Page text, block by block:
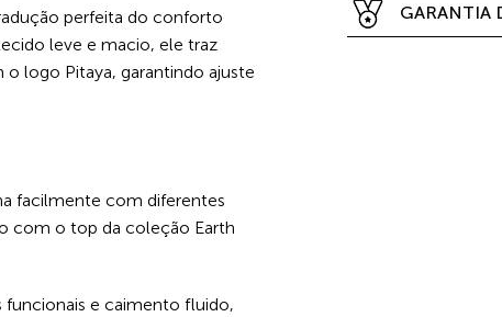
perfeita do conforto
leve e macio, ele traz
logo Pitaya, garantindo ajuste
facilmente com diferentes
com o top da coleção Earth
e caimento fluido,
GARANTIA